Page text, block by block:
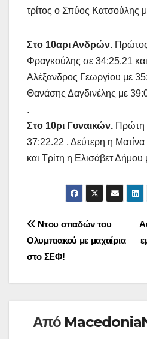
τρίτος ο Σπύος Κατσούλης
Στο 10αρι Ανδρών.
Φραγκούλης σε 34:25.21
Αλέξανδρος Γεωργίου με
Θανάσης Δαγδινέλης με
.
Στο 10ρι Γυναικών. Πρώτη
37:22.22 , Δεύτερη η
και Τρίτη η Ελισάβετ
Πλοήγηση
άρθρων
Ντου οπαδών του
Ολυμπιακού με μαχαίρια
στο ΣΕΦ!
Από